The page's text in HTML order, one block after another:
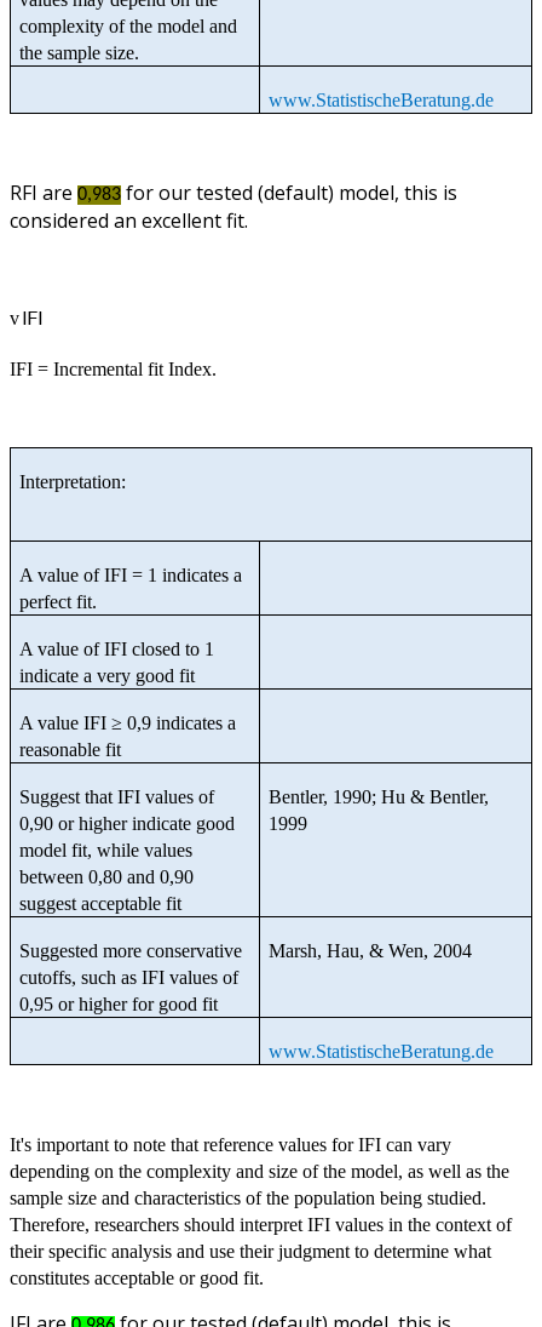
complexity of the model and
the sample size.
www.StatistischeBeratung.de
RFI are 0,983 for our tested (default) model, this is
considered an excellent fit.
vIFI
IFI = Incremental fit Index.
Interpretation:
A value of IFI = 1 indicates a
perfect fit.
A value of IFI closed to 1
indicate a very good fit
A value IFI ≥ 0,9 indicates a
reasonable fit
Suggest that IFI values of
0,90 or higher indicate good
model fit, while values
between 0,80 and 0,90
suggest acceptable fit
Bentler, 1990; Hu & Bentler,
1999
Suggested more conservative
cutoffs, such as IFI values of
0,95 or higher for good fit
Marsh, Hau, & Wen, 2004
www.StatistischeBeratung.de
It's important to note that reference values for IFI can vary
depending on the complexity and size of the model, as well as the
sample size and characteristics of the population being studied.
Therefore, researchers should interpret IFI values in the context of
their specific analysis and use their judgment to determine what
constitutes acceptable or good fit.